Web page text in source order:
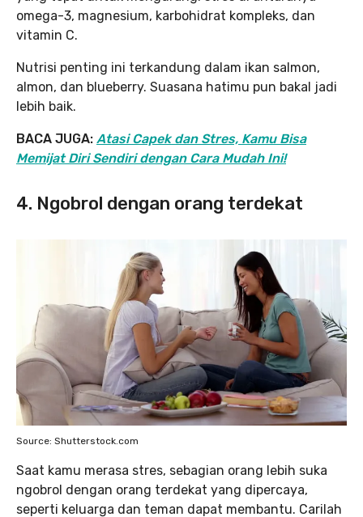
omega-3, magnesium, karbohidrat kompleks, dan
vitamin C.
Nutrisi penting ini terkandung dalam ikan salmon,
almon, dan blueberry. Suasana hatimu pun bakal jadi
lebih baik.
BACA JUGA: Atasi Capek dan Stres, Kamu Bisa
Memijat Diri Sendiri dengan Cara Mudah Ini!
4. Ngobrol dengan orang terdekat
Source: Shutterstock.com
Saat kamu merasa stres, sebagian orang lebih suka
ngobrol dengan orang terdekat yang dipercaya,
seperti keluarga dan teman dapat membantu. Carilah